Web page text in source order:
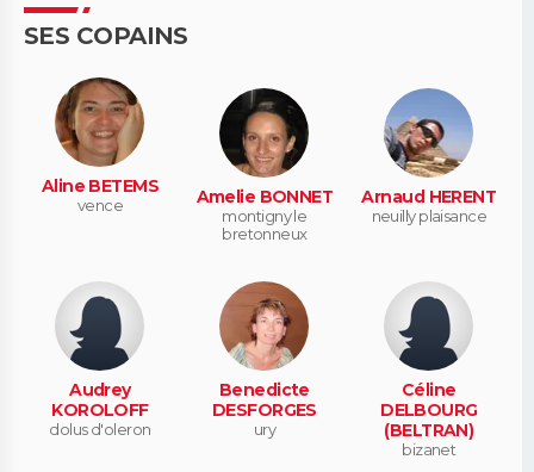
SES COPAINS
Aline BETEMS
vence Amelie BONNET
montigny le
bretonneux
Arnaud HERENT
neuilly plaisance
Audrey
KOROLOFF
dolus d'oleron
Benedicte
DESFORGES
ury
Céline
DELBOURG
(BELTRAN)
bizanet